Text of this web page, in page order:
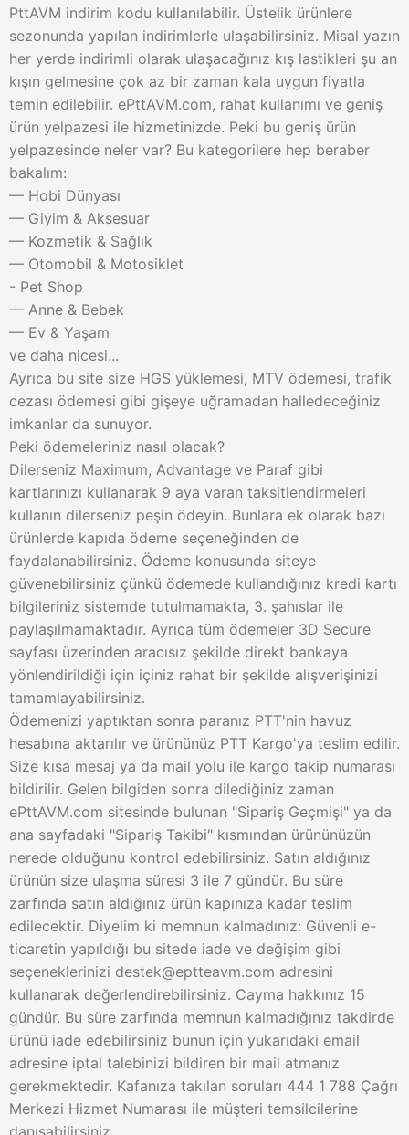
PttAVM indirim kodu kullanılabilir. Üstelik ürünlere
sezonunda yapılan indirimlerle ulaşabilirsiniz. Misal yazın
her yerde indirimli olarak ulaşacağınız kış lastikleri şu an
kışın gelmesine çok az bir zaman kala uygun fiyatla
temin edilebilir. ePttAVM.com, rahat kullanımı ve geniş
ürün yelpazesi ile hizmetinizde. Peki bu geniş ürün
yelpazesinde neler var? Bu kategorilere hep beraber
bakalım:
— Hobi Dünyası
— Giyim & Aksesuar
— Kozmetik & Sağlık
— Otomobil & Motosiklet
- Pet Shop
— Anne & Bebek
— Ev & Yaşam
ve daha nicesi...
Ayrıca bu site size HGS yüklemesi, MTV ödemesi, trafik
cezası ödemesi gibi gişeye uğramadan halledeceğiniz
imkanlar da sunuyor.
Peki ödemeleriniz nasıl olacak?
Dilerseniz Maximum, Advantage ve Paraf gibi
kartlarınızı kullanarak 9 aya varan taksitlendirmeleri
kullanın dilerseniz peşin ödeyin. Bunlara ek olarak bazı
ürünlerde kapıda ödeme seçeneğinden de
faydalanabilirsiniz. Ödeme konusunda siteye
güvenebilirsiniz çünkü ödemede kullandığınız kredi kartı
bilgileriniz sistemde tutulmamakta, 3. şahıslar ile
paylaşılmamaktadır. Ayrıca tüm ödemeler 3D Secure
sayfası üzerinden aracısız şekilde direkt bankaya
yönlendirildiği için içiniz rahat bir şekilde alışverişinizi
tamamlayabilirsiniz.
Ödemenizi yaptıktan sonra paranız PTT'nin havuz
hesabına aktarılır ve ürününüz PTT Kargo'ya teslim edilir.
Size kısa mesaj ya da mail yolu ile kargo takip numarası
bildirilir. Gelen bilgiden sonra dilediğiniz zaman
ePttAVM.com sitesinde bulunan "Sipariş Geçmişi" ya da
ana sayfadaki "Sipariş Takibi" kısmından ürününüzün
nerede olduğunu kontrol edebilirsiniz. Satın aldığınız
ürünün size ulaşma süresi 3 ile 7 gündür. Bu süre
zarfında satın aldığınız ürün kapınıza kadar teslim
edilecektir. Diyelim ki memnun kalmadınız: Güvenli e-
ticaretin yapıldığı bu sitede iade ve değişim gibi
seçeneklerinizi destek@eptteavm.com adresini
kullanarak değerlendirebilirsiniz. Cayma hakkınız 15
gündür. Bu süre zarfında memnun kalmadığınız takdirde
ürünü iade edebilirsiniz bunun için yukarıdaki email
adresine iptal talebinizi bildiren bir mail atmanız
gerekmektedir. Kafanıza takılan soruları 444 1 788 Çağrı
Merkezi Hizmet Numarası ile müşteri temsilcilerine
danışabilirsiniz.